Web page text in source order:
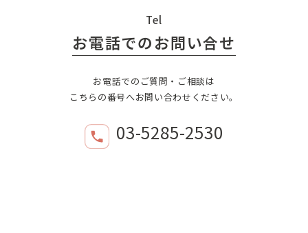
Tel
お電話でのお問い合せ
お電話でのご質問・ご相談は
こちらの番号へお問い合わせください。
03-5285-2530